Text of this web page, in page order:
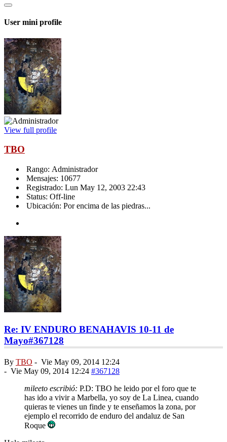
User mini profile
View full profile
TBO
Rango: Administrador
Mensajes: 10677
Registrado: Lun May 12, 2003 22:43
Status: Off-line
Ubicación: Por encima de las piedras...
Re: IV ENDURO BENAHAVIS 10-11 de
Mayo#367128
By TBO - Vie May 09, 2014 12:24
- Vie May 09, 2014 12:24 #367128
mileeto escribió: P.D: TBO he leido por el foro que te
has ido a vivir a Marbella, yo soy de La Linea, cuando
quieras te vienes un finde y te enseñamos la zona, por
ejemplo el recorrido de enduro del andaluz de San
Roque